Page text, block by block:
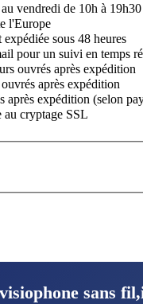
vendredi de 10h à 19h30
l'Europe
sous 48 heures
pour un suivi en temps
ouvrés après expédition
après expédition
après expédition (selon
au cryptage SSL
sans